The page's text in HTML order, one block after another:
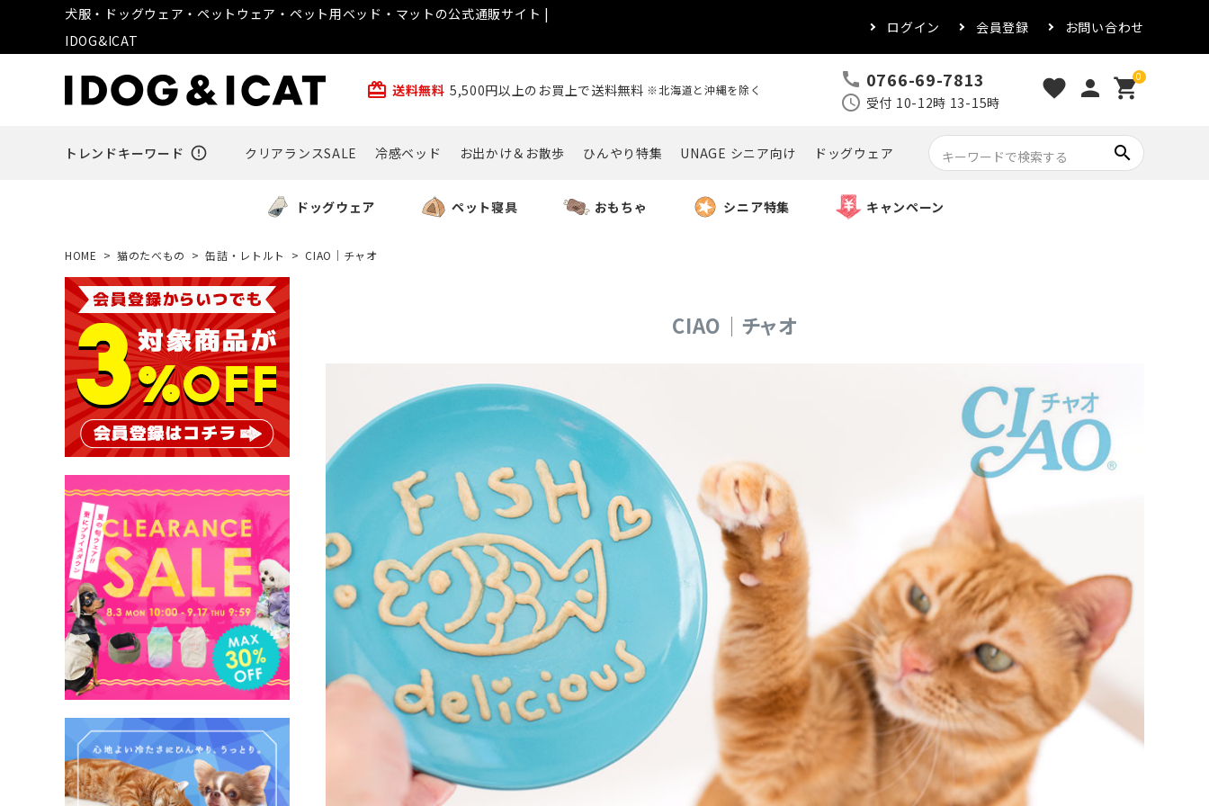
犬服・ドッグウェア・ペットウェア・ペット用ベッド・マットの公式通販サイト |
IDOG&ICAT
ログイン 会員登録 お問い合わせ
card_giftcard 送料無料 5,500円以上のお買上で送料無料 ※北海道と沖縄を除く call 0766-69-7813
schedule 受付 10-12時 13-15時
favorite person 0
shopping_cart
トレンドキーワード error_outline クリアランスSALE 冷感ベッド お出かけ＆お散歩 ひんやり特集 UNAGE シニア向け ドッグウェア search
ドッグウェア ペット寝具 おもちゃ シニア特集 キャンペーン
HOME 猫のたべもの 缶詰・レトルト CIAO｜チャオ
CIAO｜チャオ